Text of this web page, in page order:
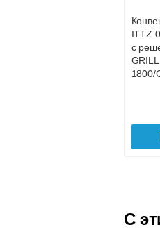
с
1800/
C